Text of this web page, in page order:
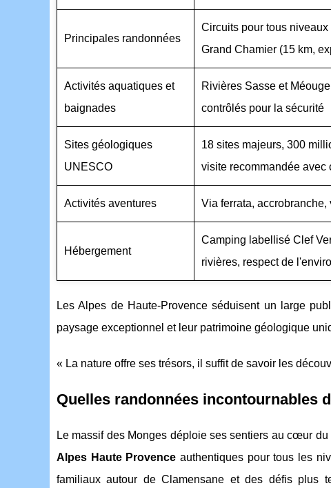
Principales randonnées
Circuits pour tous
Grand Chamier (15 km,
Activités aquatiques et
baignades
Rivières Sasse et
contrôlés pour la sécurité
Sites géologiques
UNESCO
18 sites majeurs, 300
visite recommandée avec
Activités aventures Via ferrata,
Hébergement
Camping labellisé Clef
rivières, respect de
Les Alpes de Haute-Provence séduisent un large
paysage exceptionnel et leur patrimoine géologique
« La nature offre ses trésors, il suffit de savoir les
Quelles randonnées incontournables
Le massif des Monges déploie ses sentiers au cœur
Alpes Haute Provence authentiques pour tous les
familiaux autour de Clamensane et des défis plus